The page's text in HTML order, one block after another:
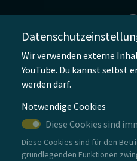
Such
Such
Finde was
Wir verwenden externe
YouTube. Du kannst selbst
werden darf.
Notwendige Cookies
Diese Cookies sind
Diese Cookies sind für den
grundlegenden Funktionen